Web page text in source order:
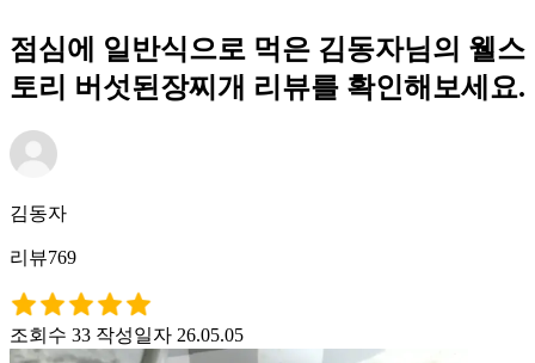
점심에 일반식으로 먹은 김동자님의 웰스
토리 버섯된장찌개 리뷰를 확인해보세요.
김동자
리뷰769
조회수 33 작성일자 26.05.05